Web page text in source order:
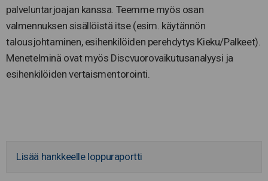
palveluntarjoajan kanssa. Teemme myös osan
valmennuksen sisällöistä itse (esim. käytännön
talousjohtaminen, esihenkilöiden perehdytys Kieku/Palkeet).
Menetelminä ovat myös Discvuorovaikutusanalyysi ja
esihenkilöiden vertaismentorointi.
Lisää hankkeelle loppuraportti